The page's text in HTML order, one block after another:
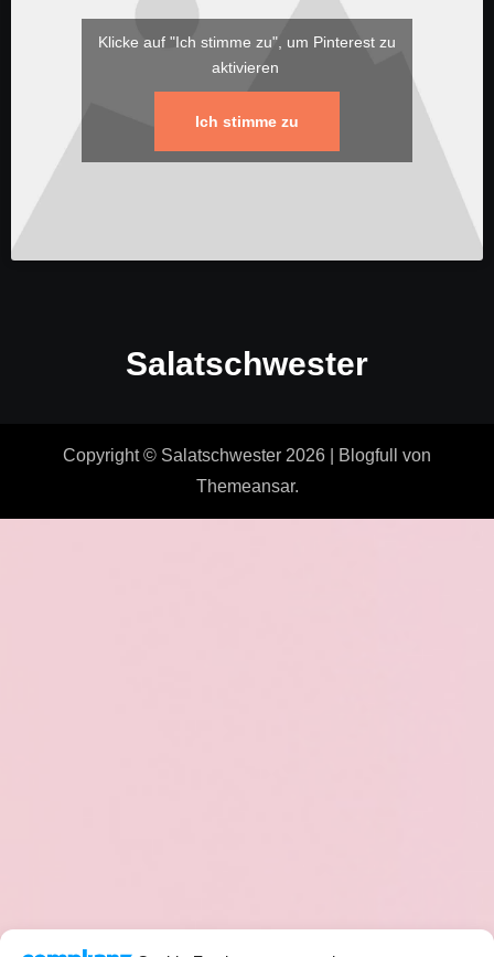
Klicke auf "Ich stimme zu", um Pinterest zu
aktivieren
Ich stimme zu
Salatschwester
Copyright © Salatschwester 2026 Blogfull
von
Themeansar.